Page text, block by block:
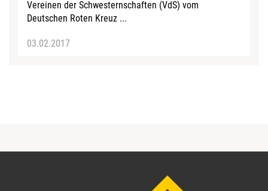
Vereinen der Schwesternschaften (VdS) vom
Deutschen Roten Kreuz ...
03.02.2017